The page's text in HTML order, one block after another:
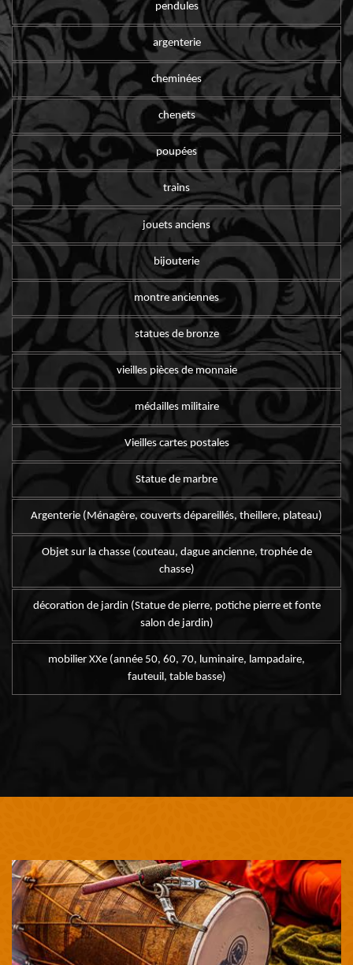
pendules
argenterie
cheminées
chenets
poupées
trains
jouets anciens
bijouterie
montre anciennes
statues de bronze
vieilles pièces de monnaie
médailles militaire
Vieilles cartes postales
Statue de marbre
Argenterie (Ménagère, couverts dépareillés, theillere, plateau)
Objet sur la chasse (couteau, dague ancienne, trophée de
chasse)
décoration de jardin (Statue de pierre, potiche pierre et fonte
salon de jardin)
mobilier XXe (année 50, 60, 70, luminaire, lampadaire,
fauteuil, table basse)